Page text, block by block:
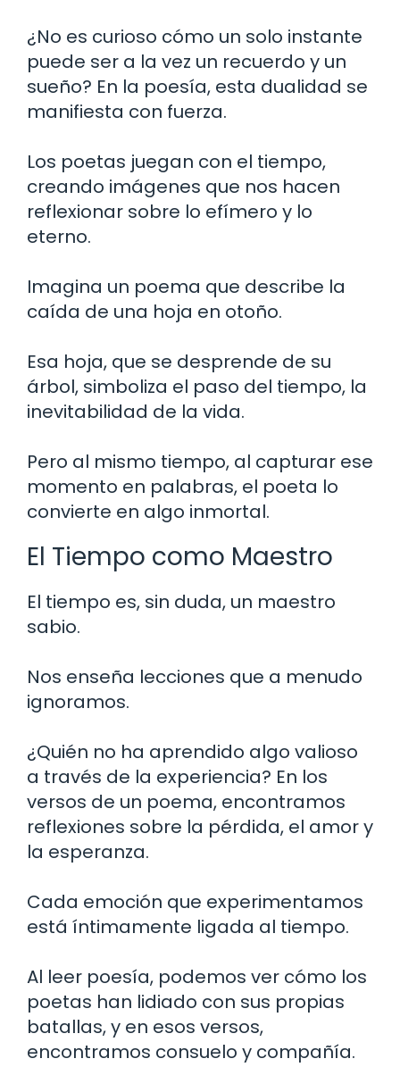
¿No es curioso cómo un solo instante
puede ser a la vez un recuerdo y un
sueño? En la poesía, esta dualidad se
manifiesta con fuerza.
Los poetas juegan con el tiempo,
creando imágenes que nos hacen
reflexionar sobre lo efímero y lo
eterno.
Imagina un poema que describe la
caída de una hoja en otoño.
Esa hoja, que se desprende de su
árbol, simboliza el paso del tiempo, la
inevitabilidad de la vida.
Pero al mismo tiempo, al capturar ese
momento en palabras, el poeta lo
convierte en algo inmortal.
El Tiempo como Maestro
El tiempo es, sin duda, un maestro
sabio.
Nos enseña lecciones que a menudo
ignoramos.
¿Quién no ha aprendido algo valioso
a través de la experiencia? En los
versos de un poema, encontramos
reflexiones sobre la pérdida, el amor y
la esperanza.
Cada emoción que experimentamos
está íntimamente ligada al tiempo.
Al leer poesía, podemos ver cómo los
poetas han lidiado con sus propias
batallas, y en esos versos,
encontramos consuelo y compañía.